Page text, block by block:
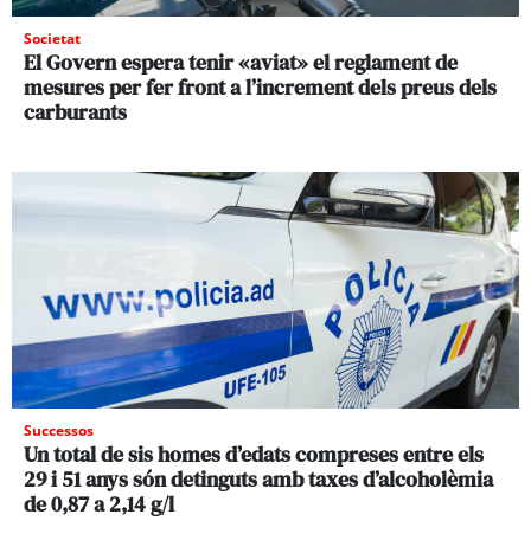
Societat
El Govern espera tenir «aviat» el reglament de
mesures per fer front a l’increment dels preus dels
carburants
Successos
Un total de sis homes d’edats compreses entre els
29 i 51 anys són detinguts amb taxes d’alcoholèmia
de 0,87 a 2,14 g/l